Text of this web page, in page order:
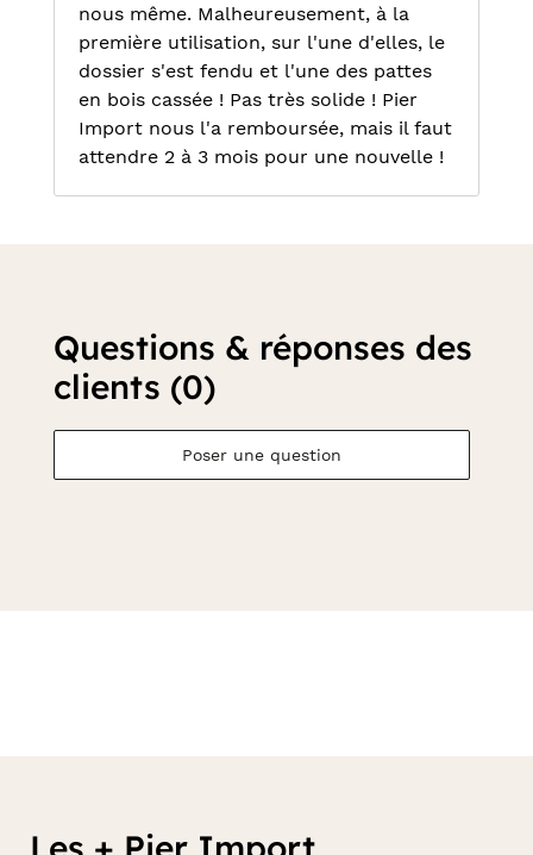
nous même. Malheureusement, à la
première utilisation, sur l'une d'elles, le
dossier s'est fendu et l'une des pattes
en bois cassée ! Pas très solide ! Pier
Import nous l'a remboursée, mais il faut
attendre 2 à 3 mois pour une nouvelle !
Questions & réponses des
clients (0)
Poser une question